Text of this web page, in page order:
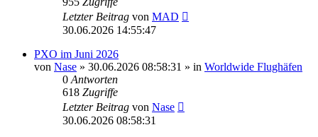
Letzter Beitrag von MAD
30.06.2026 14:55:47
PXO im Juni 2026
von Nase » 30.06.2026 08:58:31 » in Worldwide Flughäfen
0 Antworten
618 Zugriffe
Letzter Beitrag von Nase
30.06.2026 08:58:31